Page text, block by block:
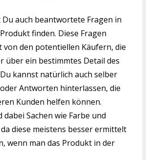
auch beantwortete Fragen in
finden. Diese Fragen
von den potentiellen Käufern, die
über ein bestimmtes Detail des
kannst natürlich auch selber
Antworten hinterlassen, die
Kunden helfen können.
dabei Sachen wie Farbe und
diese meistens besser ermittelt
wenn man das Produkt in der